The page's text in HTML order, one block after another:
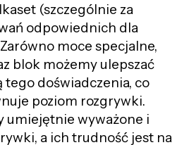
(szczególnie za
odpowiednich dla
moce specjalne,
blok możemy ulepszać
tego doświadczenia, co
poziom rozgrywki.
umiejętnie wyważone i
a ich trudność jest na